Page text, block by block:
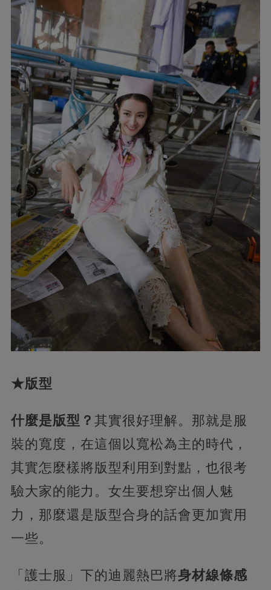
★版型
什麼是版型？ 其實很好理解。那就是服
裝的寬度，在這個以寬松為主的時代，
其實怎麼樣將版型利用到對點，也很考
驗大家的能力。女生要想穿出個人魅
力，那麼還是版型合身的話會更加實用
一些。
「護士服」下的迪麗熱巴將身材線條感